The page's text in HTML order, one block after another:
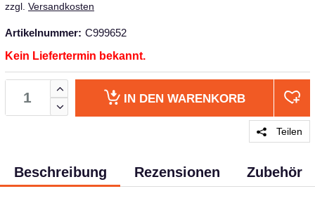
zzgl. Versandkosten
Artikelnummer: C999652
Kein Liefertermin bekannt.
IN DEN WARENKORB
Teilen
Beschreibung Rezensionen Zubehör